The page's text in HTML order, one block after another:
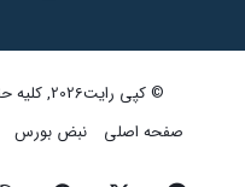
© کپی رایت2026, کلیه حقوق برای اکو بورس محفوظ است.
صفحه اصلی
نبض بورس